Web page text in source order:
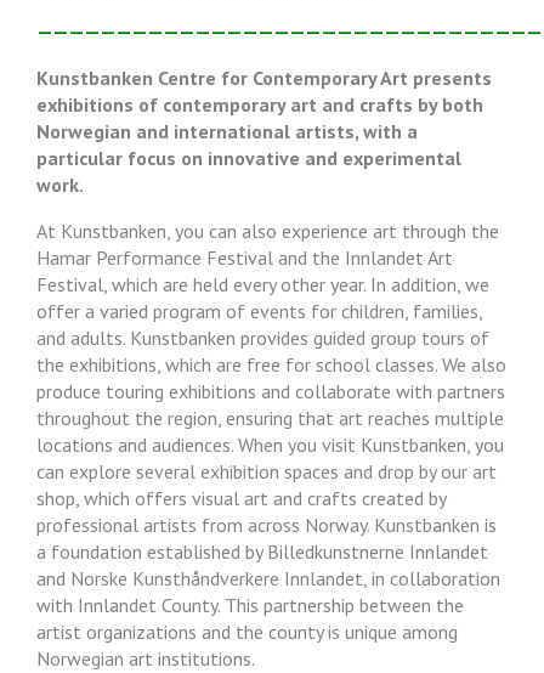
Kunstbanken Centre for Contemporary Art presents
exhibitions of contemporary art and crafts by both
Norwegian and international artists, with a
particular focus on innovative and experimental
work.
At Kunstbanken, you can also experience art through the
Hamar Performance Festival and the Innlandet Art
Festival, which are held every other year. In addition, we
offer a varied program of events for children, families,
and adults. Kunstbanken provides guided group tours of
the exhibitions, which are free for school classes. We also
produce touring exhibitions and collaborate with partners
throughout the region, ensuring that art reaches multiple
locations and audiences. When you visit Kunstbanken, you
can explore several exhibition spaces and drop by our art
shop, which offers visual art and crafts created by
professional artists from across Norway. Kunstbanken is
a foundation established by Billedkunstnerne Innlandet
and Norske Kunsthåndverkere Innlandet, in collaboration
with Innlandet County. This partnership between the
artist organizations and the county is unique among
Norwegian art institutions.